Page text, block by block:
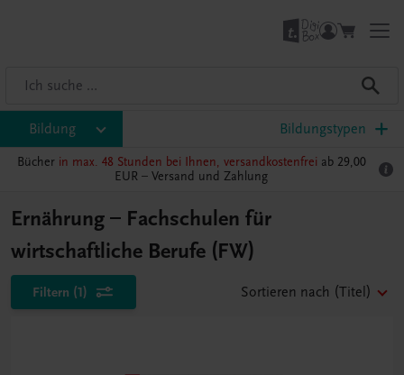
Bildung Bildungstypen
Bücher in max. 48 Stunden bei Ihnen, versandkostenfrei ab 29,00
EUR – Versand und Zahlung
Ernährung – Fachschulen für
wirtschaftliche Berufe (FW)
Filtern (1) Sortieren nach (Titel)